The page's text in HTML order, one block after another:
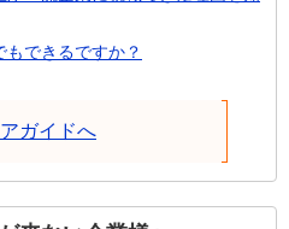
もできるですか？
ガイドへ